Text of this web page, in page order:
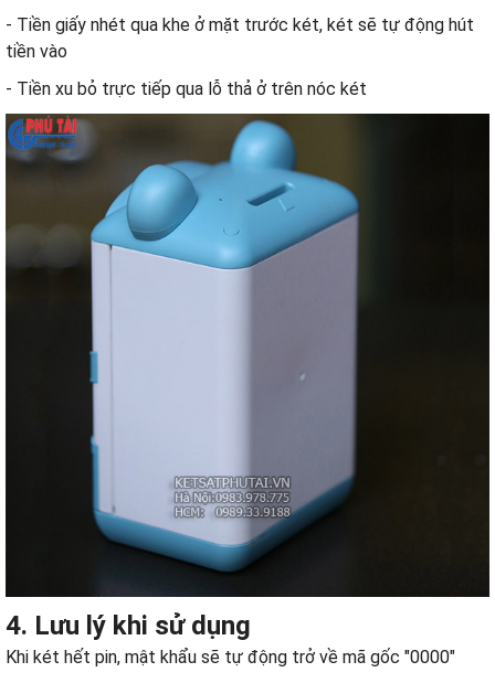
- Tiền giấy nhét qua khe ở mặt trước két, két sẽ tự động hút
tiền vào
- Tiền xu bỏ trực tiếp qua lỗ thả ở trên nóc két
4. Lưu lý khi sử dụng
Khi két hết pin, mật khẩu sẽ tự động trở về mã gốc "0000"